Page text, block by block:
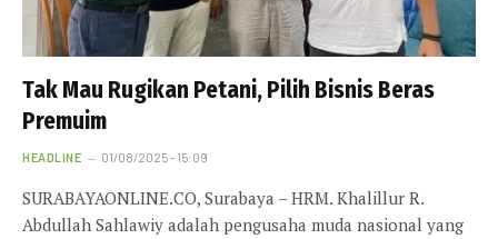
Tak Mau Rugikan Petani, Pilih Bisnis Beras
Premuim
HEADLINE 01/08/2025 - 15:09
SURABAYAONLINE.CO, Surabaya – HRM. Khalillur R.
Abdullah Sahlawiy adalah pengusaha muda nasional yang